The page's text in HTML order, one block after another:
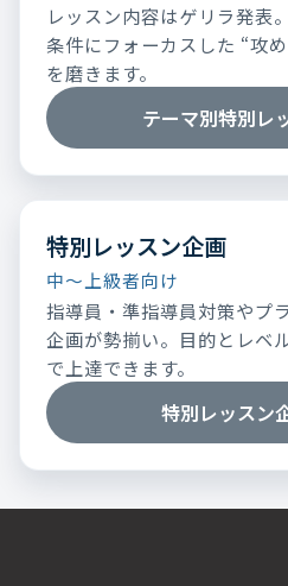
レッスン内容はゲリラ発表
条件にフォーカスした “攻
を磨きます。
テーマ別特別レ
特別レッスン企画
中～上級者向け
指導員・準指導員対策やプ
企画が勢揃い。目的とレベ
で上達できます。
特別レッスン